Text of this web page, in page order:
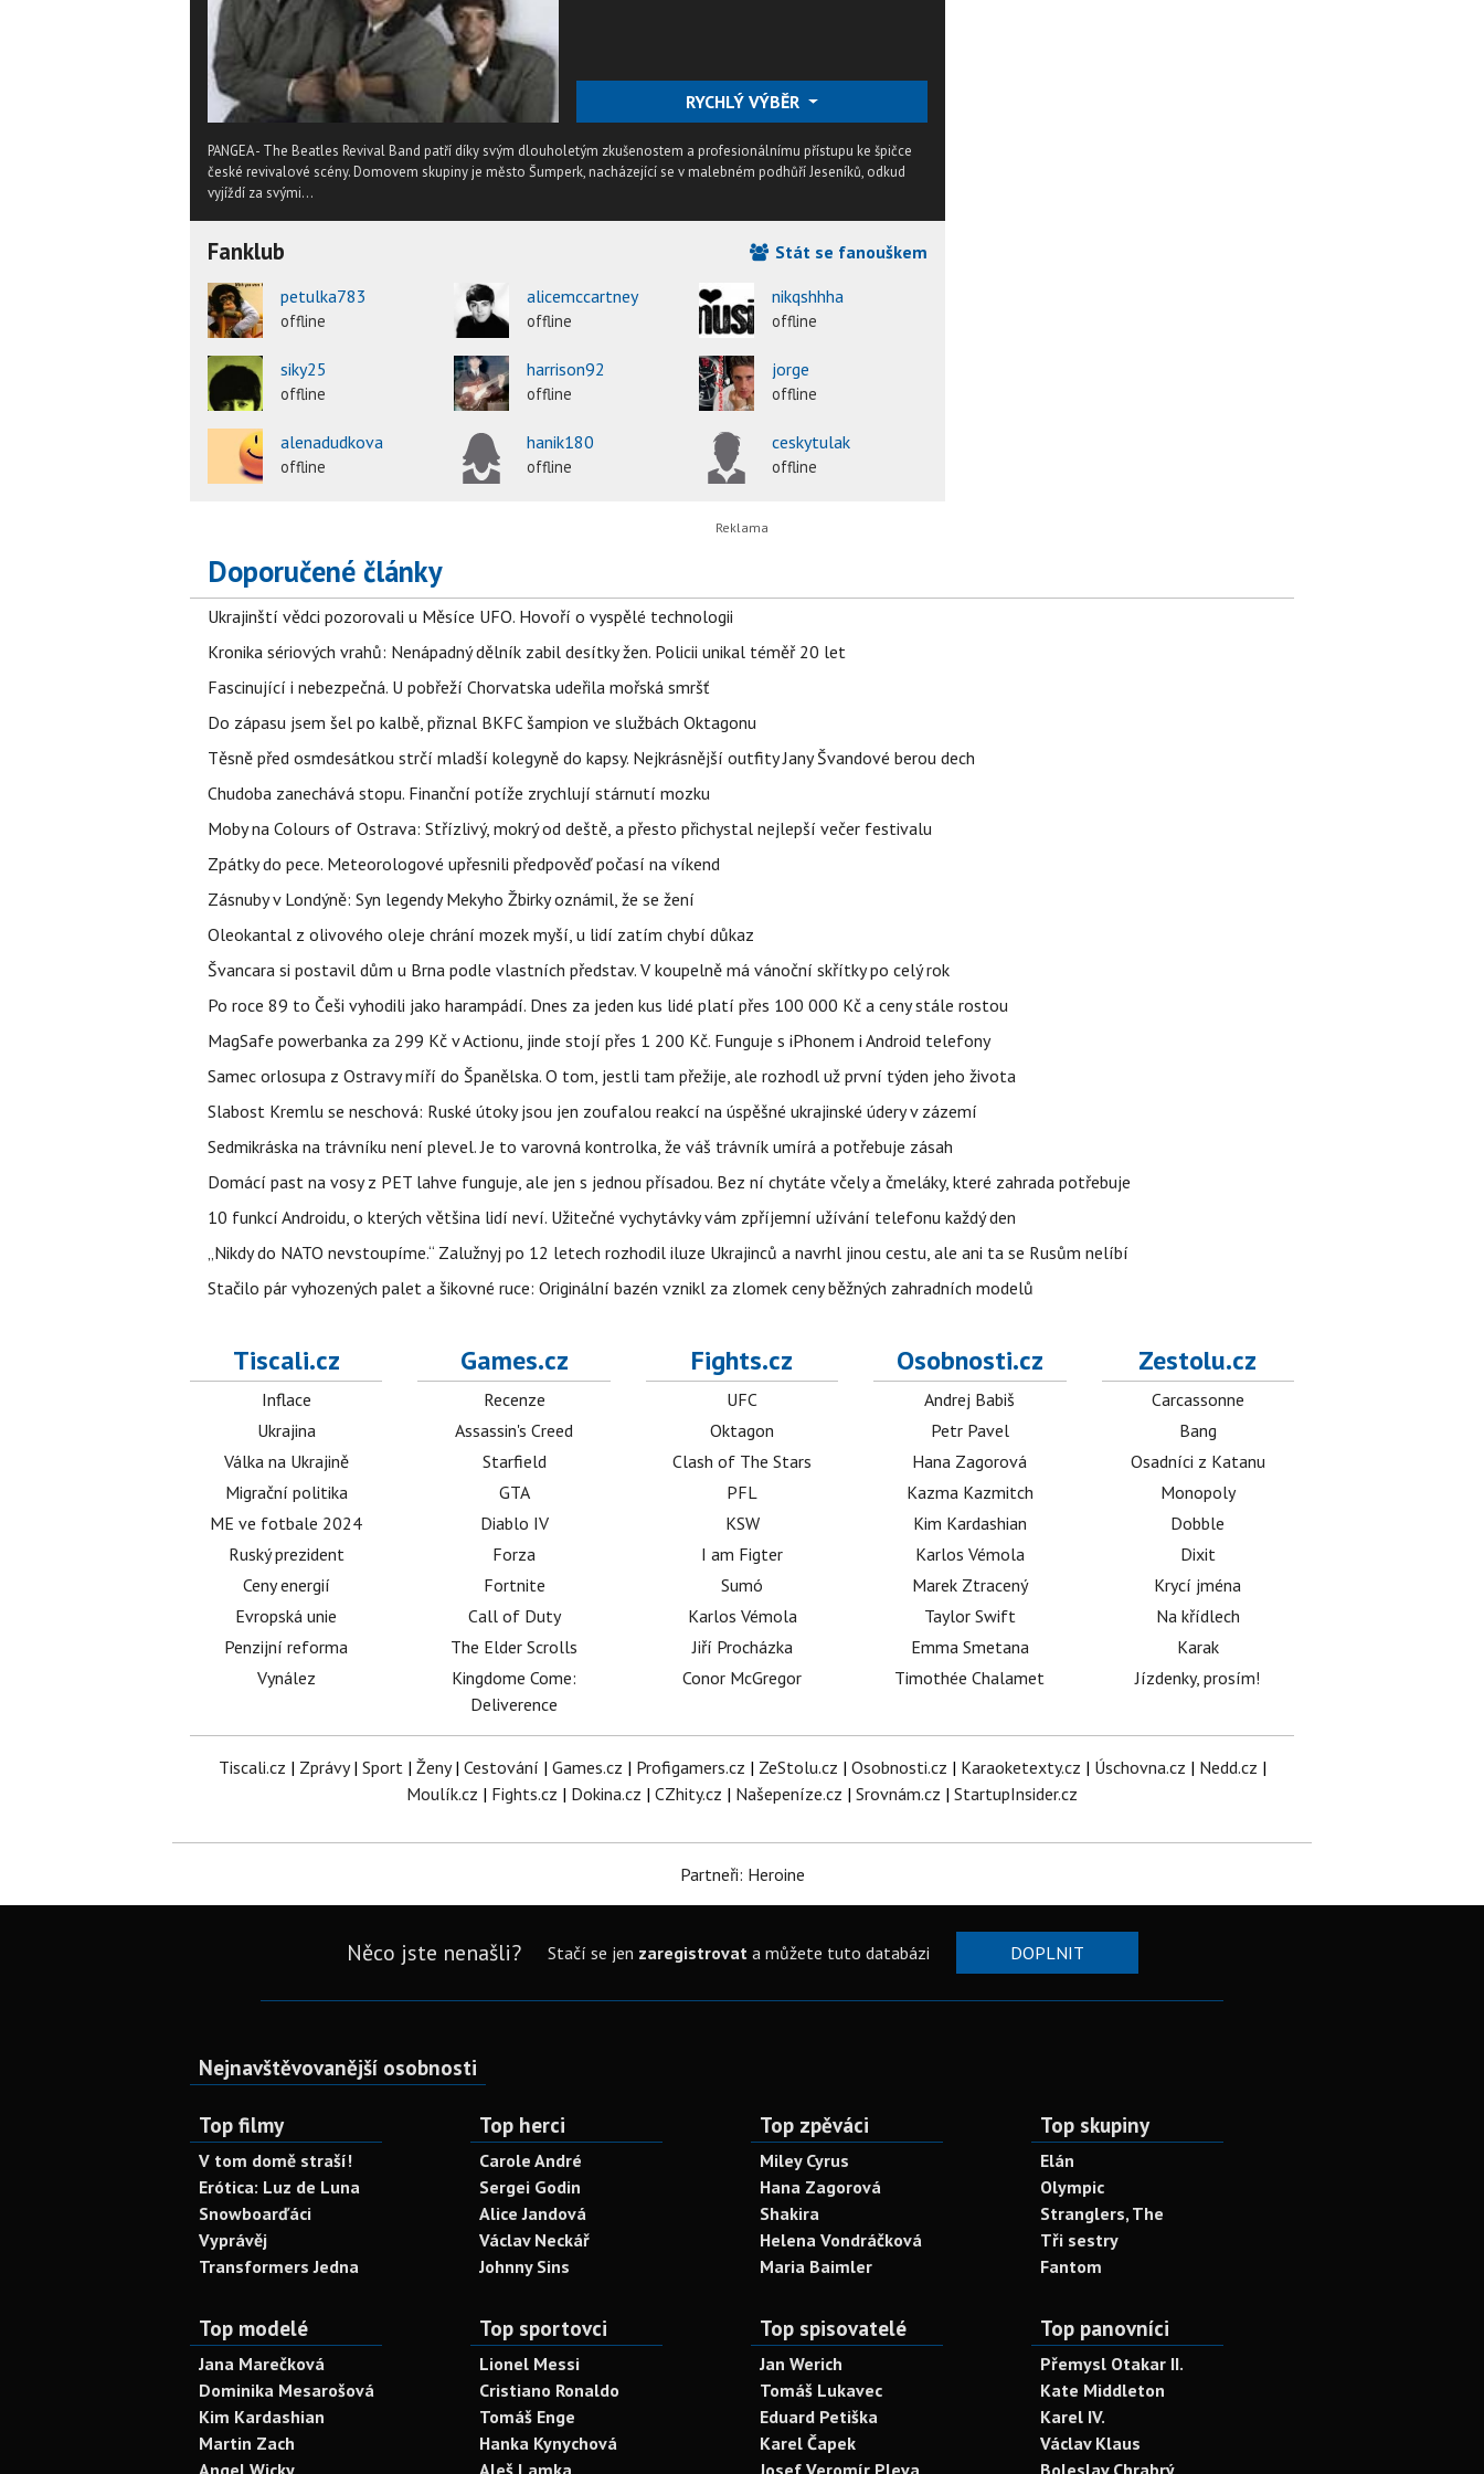
RYCHLÝ VÝBĚR
PANGEA - The Beatles Revival Band patří díky svým dlouholetým zkušenostem a profesionálnímu přístupu ke špičce
české revivalové scény. Domovem skupiny je město Šumperk, nacházející se v malebném podhůří Jeseníků, odkud
vyjíždí za svými...
Fanklub
Stát se fanouškem
petulka783
offline
alicemccartney
offline
nikqshhha
offline
siky25
offline
harrison92
offline
jorge
offline
alenadudkova
offline
hanik180
offline
ceskytulak
offline
Doporučené články
Ukrajinští vědci pozorovali u Měsíce UFO. Hovoří o vyspělé technologii
Kronika sériových vrahů: Nenápadný dělník zabil desítky žen. Policii unikal téměř 20 let
Fascinující i nebezpečná. U pobřeží Chorvatska udeřila mořská smršť
Do zápasu jsem šel po kalbě, přiznal BKFC šampion ve službách Oktagonu
Těsně před osmdesátkou strčí mladší kolegyně do kapsy. Nejkrásnější outfity Jany Švandové berou dech
Chudoba zanechává stopu. Finanční potíže zrychlují stárnutí mozku
Moby na Colours of Ostrava: Střízlivý, mokrý od deště, a přesto přichystal nejlepší večer festivalu
Zpátky do pece. Meteorologové upřesnili předpověď počasí na víkend
Zásnuby v Londýně: Syn legendy Mekyho Žbirky oznámil, že se žení
Oleokantal z olivového oleje chrání mozek myší, u lidí zatím chybí důkaz
Švancara si postavil dům u Brna podle vlastních představ. V koupelně má vánoční skřítky po celý rok
Po roce 89 to Češi vyhodili jako harampádí. Dnes za jeden kus lidé platí přes 100 000 Kč a ceny stále rostou
MagSafe powerbanka za 299 Kč v Actionu, jinde stojí přes 1 200 Kč. Funguje s iPhonem i Android telefony
Samec orlosupa z Ostravy míří do Španělska. O tom, jestli tam přežije, ale rozhodl už první týden jeho života
Slabost Kremlu se neschová: Ruské útoky jsou jen zoufalou reakcí na úspěšné ukrajinské údery v zázemí
Sedmikráska na trávníku není plevel. Je to varovná kontrolka, že váš trávník umírá a potřebuje zásah
Domácí past na vosy z PET lahve funguje, ale jen s jednou přísadou. Bez ní chytáte včely a čmeláky, které zahrada potřebuje
10 funkcí Androidu, o kterých většina lidí neví. Užitečné vychytávky vám zpříjemní užívání telefonu každý den
„Nikdy do NATO nevstoupíme.“ Zalužnyj po 12 letech rozhodil iluze Ukrajinců a navrhl jinou cestu, ale ani ta se Rusům nelíbí
Stačilo pár vyhozených palet a šikovné ruce: Originální bazén vznikl za zlomek ceny běžných zahradních modelů
Tiscali.cz
Inflace
Ukrajina
Válka na Ukrajině
Migrační politika
ME ve fotbale 2024
Ruský prezident
Ceny energií
Evropská unie
Penzijní reforma
Vynález
Games.cz
Recenze
Assassin's Creed
Starfield
GTA
Diablo IV
Forza
Fortnite
Call of Duty
The Elder Scrolls
Kingdome Come:
Deliverence
Fights.cz
UFC
Oktagon
Clash of The Stars
PFL
KSW
I am Figter
Sumó
Karlos Vémola
Jiří Procházka
Conor McGregor
Osobnosti.cz
Andrej Babiš
Petr Pavel
Hana Zagorová
Kazma Kazmitch
Kim Kardashian
Karlos Vémola
Marek Ztracený
Taylor Swift
Emma Smetana
Timothée Chalamet
Zestolu.cz
Carcassonne
Bang
Osadníci z Katanu
Monopoly
Dobble
Dixit
Krycí jména
Na křídlech
Karak
Jízdenky, prosím!
Tiscali.cz | Zprávy| Sport| Ženy| Cestování | Games.cz | Profigamers.cz | ZeStolu.cz | Osobnosti.cz | Karaoketexty.cz | Úschovna.cz | Nedd.cz |
Moulík.cz | Fights.cz | Dokina.cz | CZhity.cz | Našepeníze.cz | Srovnám.cz | StartupInsider.cz
Partneři: Heroine
Něco jste nenašli? Stačí se jen zaregistrovata můžete tuto databázi DOPLNIT
Nejnavštěvovanější osobnosti
Top filmy
V tom domě straší!
Erótica: Luz de Luna
Snowboarďáci
Vyprávěj
Transformers Jedna
Top herci
Carole André
Sergei Godin
Alice Jandová
Václav Neckář
Johnny Sins
Top zpěváci
Miley Cyrus
Hana Zagorová
Shakira
Helena Vondráčková
Maria Baimler
Top skupiny
Elán
Olympic
Stranglers, The
Tři sestry
Fantom
Top modelé
Jana Marečková
Dominika Mesarošová
Kim Kardashian
Martin Zach
Top sportovci
Lionel Messi
Cristiano Ronaldo
Tomáš Enge
Hanka Kynychová
Top spisovatelé
Jan Werich
Tomáš Lukavec
Eduard Petiška
Karel Čapek
Top panovníci
Přemysl Otakar II.
Kate Middleton
Karel IV.
Václav Klaus